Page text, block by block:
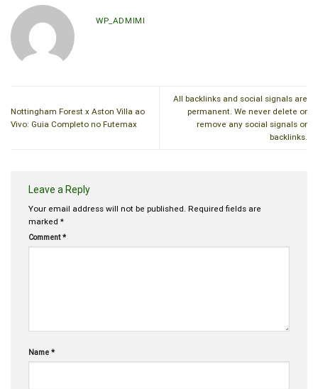
WP_ADMIMI
Nottingham Forest x Aston Villa ao
Vivo: Guia Completo no Futemax
All backlinks and social signals are
permanent. We never delete or
remove any social signals or
backlinks.
Leave a Reply
Your email address will not be published. Required fields are
marked *
Comment*
Name *